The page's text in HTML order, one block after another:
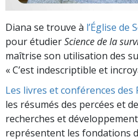
Diana se trouve à l’Église de
pour étudierScience de la
maîtrise son utilisation des
« C’est indescriptible et
Les livres et conférences des
les résumés des percées et
recherches et
représentent les fondations